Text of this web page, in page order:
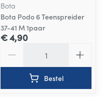
Bota
Bota Podo 6 Teenspreider
37-41 M 1paar
€ 4,90
Bestel